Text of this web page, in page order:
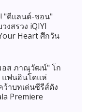
"ดีแลนด์-ชอน"
งสรวง iQIYI
Heart ศึกวัน
อส ภาณุวัฒน์" โก
แฟนอินโดแห่
าบทเด่นซีรีส์ดัง
Premiere